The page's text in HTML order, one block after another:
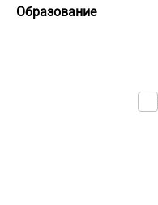
Образование